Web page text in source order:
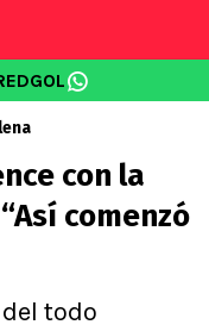
con la
comenzó
todo